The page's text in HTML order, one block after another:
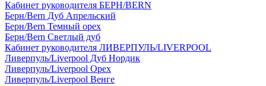
Кабинет руководителя БЕРН/BERN
Берн/Bern Дуб Апрельский
Берн/Bern Темный орех
Берн/Bern Светлый дуб
Кабинет руководителя ЛИВЕРПУЛЬ/LIVERPOOL
Ливерпуль/Liverpool Дуб Нордик
Ливерпуль/Liverpool Орех
Ливерпуль/Liverpool Венге